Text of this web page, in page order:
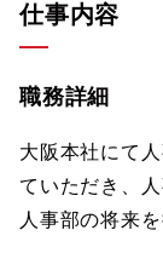
仕事内容
職務詳細
大阪本社にて
ていただき、
人事部の将来